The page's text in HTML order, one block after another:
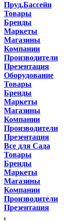
Пруд,Бассейн
Товары
Бренды
Маркеты
Магазины
Компании
Производители
Презентация
Оборудование
Товары
Бренды
Маркеты
Магазины
Компании
Производители
Презентация
Все для Сада
Товары
Бренды
Маркеты
Магазины
Компании
Производители
Презентация
.